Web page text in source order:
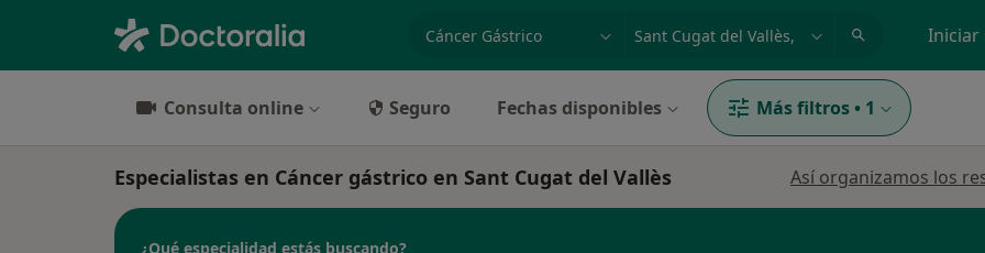
especialidad, enfermedad o nombre Iniciar
Consulta online Seguro Fechas disponibles Más filtros • 1
Especialistas en Cáncer gástrico en Sant Cugat del Vallès Así organizamos los
¿Qué especialidad estás buscando?